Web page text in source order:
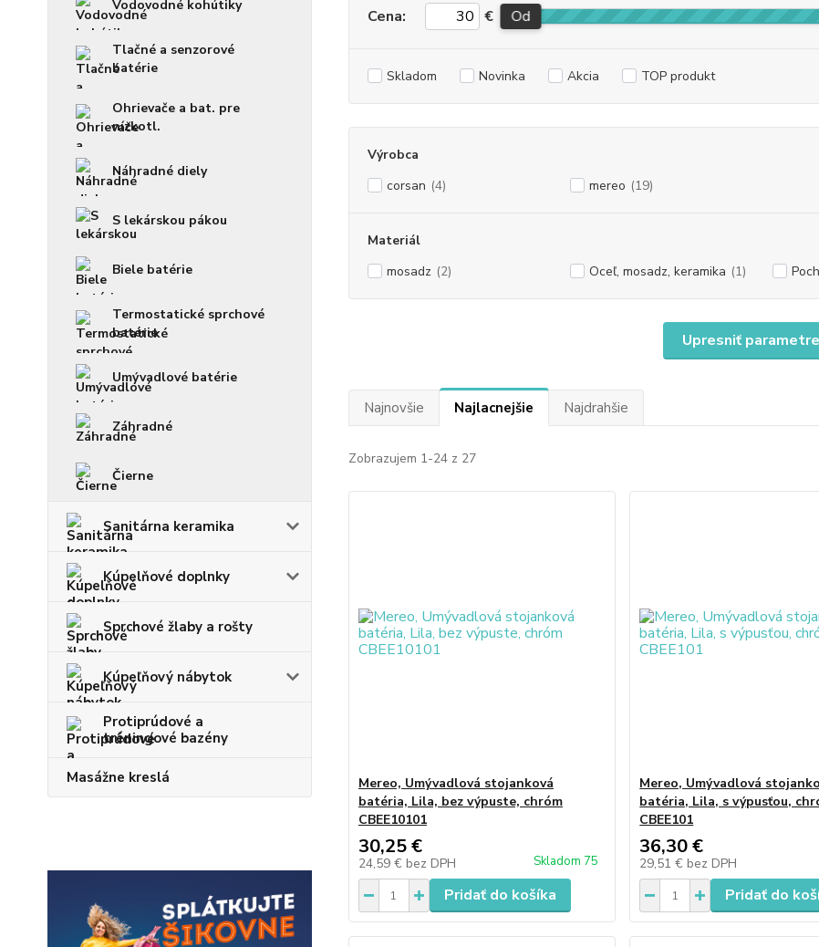
Vodovodné kohútiky
Tlačné a senzorové
batérie
Ohrievače a bat. pre
nízkotl.
Náhradné diely
S lekárskou pákou
Biele batérie
Termostatické sprchové
batérie
Umývadlové batérie
Záhradné
Čierne
Sanitárna keramika
Kúpelňové doplnky
Sprchové žlaby a rošty
Kúpeľňový nábytok
Protiprúdové a
tréningové bazény
Masážne kreslá
Upresniť parametre
Cena: € Od
Skladom Novinka Akcia TOP produkt
Výrobca
corsan (4) mereo (19)
Materiál
mosadz (2) Oceľ, mosadz, keramika (1)
Najnovšie Najlacnejšie Najdrahšie
Zobrazujem 1-24 z 27
Mereo, Umývadlová stojanková
batéria, Lila, bez výpuste, chróm
CBEE10101
30,25 €
24,59 € bez DPH Skladom 75
Pridať do košíka
Mereo, Umývadlová
batéria, Lila, s výpusťou,
CBEE101
36,30 €
29,51 € bez DPH
Pridať do